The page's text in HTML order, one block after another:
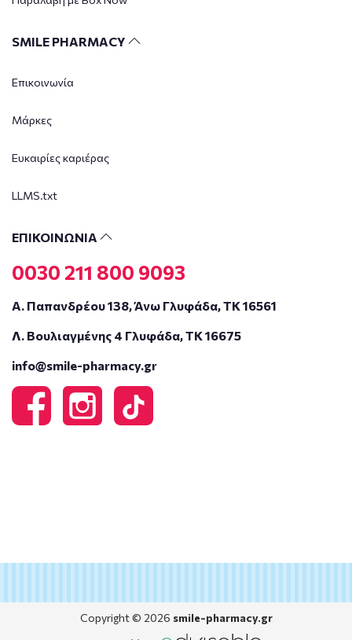
SMILE PHARMACY
Επικοινωνία
Μάρκες
Ευκαιρίες καριέρας
LLMS.txt
ΕΠΙΚΟΙΝΩΝΙΑ
0030 211 800 9093
Α. Παπανδρέου 138, Άνω Γλυφάδα, ΤΚ 16561
Λ. Βουλιαγμένης 4 Γλυφάδα, ΤΚ 16675
info@smile-pharmacy.gr
Copyright © 2026 smile-pharmacy.gr